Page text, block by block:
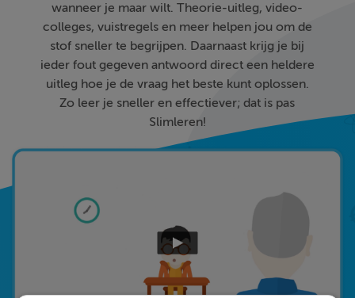
wanneer je maar wilt. Theorie-uitleg, video-
colleges, vuistregels en meer helpen jou om de
stof sneller te begrijpen. Daarnaast krijg je bij
ieder fout gegeven antwoord direct een heldere
uitleg hoe je de vraag het beste kunt oplossen.
Zo leer je sneller en effectiever; dat is pas
Slimleren!